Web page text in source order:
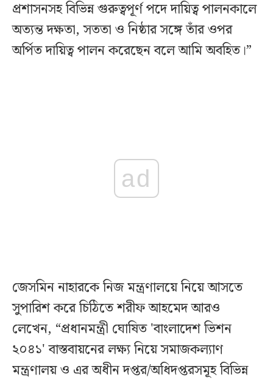
প্রশাসনসহ বিভিন্ন গুরুত্বপূর্ণ পদে দায়িত্ব পালনকালে
অত্যন্ত দক্ষতা, সততা ও নিষ্ঠার সঙ্গে তাঁর ওপর
অর্পিত দায়িত্ব পালন করেছেন বলে আমি অবহিত।”
ad
জেসমিন নাহারকে নিজ মন্ত্রণালয়ে নিয়ে আসতে
সুপারিশ করে চিঠিতে শরীফ আহমেদ আরও
লেখেন, “প্রধানমন্ত্রী ঘোষিত 'বাংলাদেশ ভিশন
২০৪১' বাস্তবায়নের লক্ষ্য নিয়ে সমাজকল্যাণ
মন্ত্রণালয় ও এর অধীন দপ্তর/অধিদপ্তরসমূহ বিভিন্ন